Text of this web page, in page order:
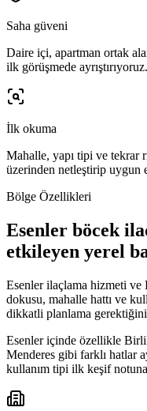
Saha güveni
Daire içi, apartman ortak
ilk görüşmede ayrıştırıyoruz.
İlk okuma
Mahalle, yapı tipi ve
üzerinden netleştirip uygun
Bölge Özellikleri
Esenler böcek
etkileyen yerel
Esenler ilaçlama hizmeti ve
dokusu, mahalle hattı ve
dikkatli planlama
Esenler içinde özellikle
Menderes gibi farklı hatlar
kullanım tipi ilk keşif